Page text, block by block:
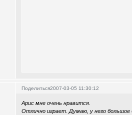
Поделиться2007-03-05 11:30:12
Арис мне очень нравится.
Отлично играет. Думаю, у него большое